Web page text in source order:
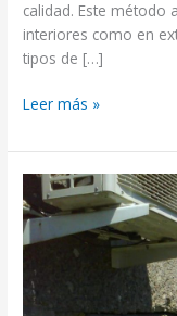
calidad. Este método
interiores como en
tipos de […]
Leer más »
Detalles
relevantes
del
proceso
de
sellado